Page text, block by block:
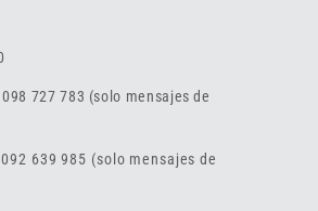
098 727 783 (solo mensajes de
092 639 985 (solo mensajes de